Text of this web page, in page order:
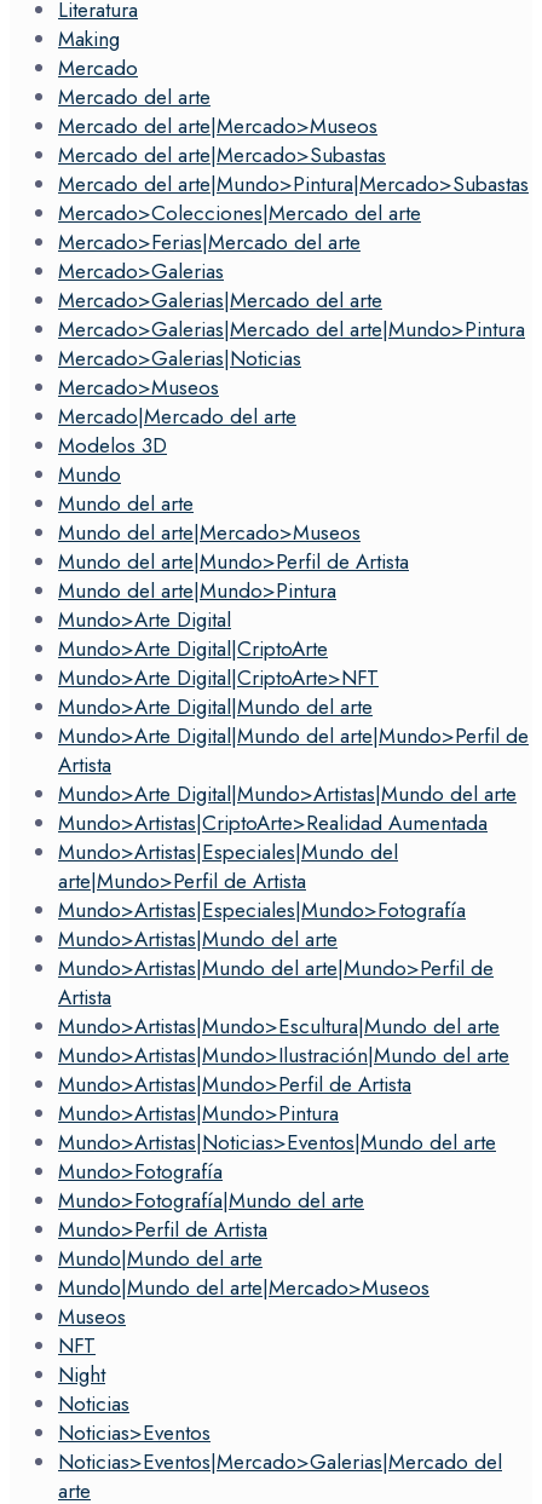
Literatura
Making
Mercado
Mercado del arte
Mercado del arte|Mercado>Museos
Mercado del arte|Mercado>Subastas
Mercado del arte|Mundo>Pintura|Mercado>Subastas
Mercado>Colecciones|Mercado del arte
Mercado>Ferias|Mercado del arte
Mercado>Galerias
Mercado>Galerias|Mercado del arte
Mercado>Galerias|Mercado del arte|Mundo>Pintura
Mercado>Galerias|Noticias
Mercado>Museos
Mercado|Mercado del arte
Modelos 3D
Mundo
Mundo del arte
Mundo del arte|Mercado>Museos
Mundo del arte|Mundo>Perfil de Artista
Mundo del arte|Mundo>Pintura
Mundo>Arte Digital
Mundo>Arte Digital|CriptoArte
Mundo>Arte Digital|CriptoArte>NFT
Mundo>Arte Digital|Mundo del arte
Mundo>Arte Digital|Mundo del arte|Mundo>Perfil de
Artista
Mundo>Arte Digital|Mundo>Artistas|Mundo del arte
Mundo>Artistas|CriptoArte>Realidad Aumentada
Mundo>Artistas|Especiales|Mundo del
arte|Mundo>Perfil de Artista
Mundo>Artistas|Especiales|Mundo>Fotografía
Mundo>Artistas|Mundo del arte
Mundo>Artistas|Mundo del arte|Mundo>Perfil de
Artista
Mundo>Artistas|Mundo>Escultura|Mundo del arte
Mundo>Artistas|Mundo>Ilustración|Mundo del arte
Mundo>Artistas|Mundo>Perfil de Artista
Mundo>Artistas|Mundo>Pintura
Mundo>Artistas|Noticias>Eventos|Mundo del arte
Mundo>Fotografía
Mundo>Fotografía|Mundo del arte
Mundo>Perfil de Artista
Mundo|Mundo del arte
Mundo|Mundo del arte|Mercado>Museos
Museos
NFT
Night
Noticias
Noticias>Eventos
Noticias>Eventos|Mercado>Galerias|Mercado del
arte